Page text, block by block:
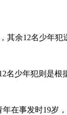
其余12名少年
少年犯则是根
事发时19岁，